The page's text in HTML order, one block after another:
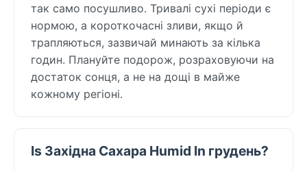
так само посушливо. Тривалі сухі періоди є
нормою, а короткочасні зливи, якщо й
трапляються, зазвичай минають за кілька
годин. Плануйте подорож, розраховуючи на
достаток сонця, а не на дощі в майже
кожному регіоні.
Is Західна Сахара Humid In грудень?